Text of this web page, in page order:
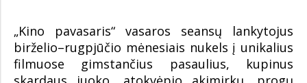
„Kino pavasaris“ vasaros seansų lankytojus
birželio–rugpjūčio mėnesiais nukels į unikalius
filmuose gimstančius pasaulius, kupinus